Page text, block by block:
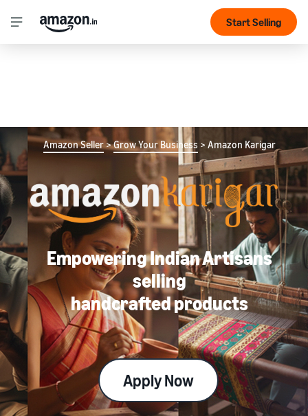
Start Selling
Amazon Seller>Grow Your Business > Amazon Karigar
Empowering Indian Artisans
selling
handcrafted products
Apply Now